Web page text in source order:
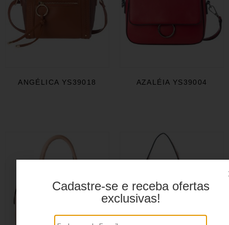
ANGÉLICA YS39018 AZALÉIA YS39004
Cadastre-se e receba ofertas
exclusivas!